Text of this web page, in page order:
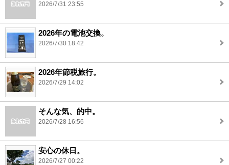
2026/7/31 23:55
2026年の電池交換。
2026/7/30 18:42
2026年節税旅行。
2026/7/29 14:02
そんな気、的中。
2026/7/28 16:56
安心の休日。
2026/7/27 00:22